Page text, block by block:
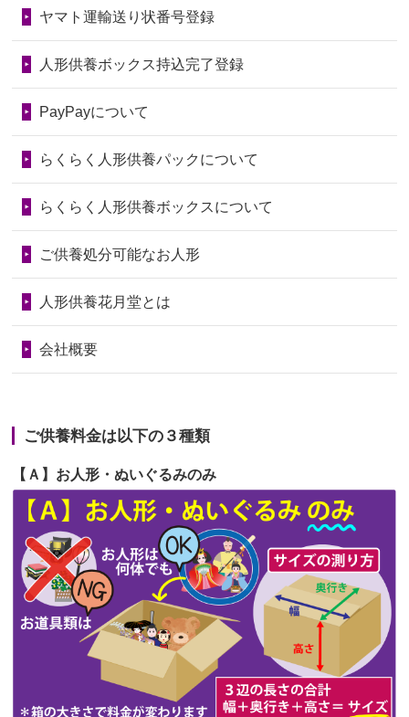
2026/06/28きちんと供養していただけると思った
ので、お願...
いたことが...
2026/06/28老後のことを考え体力のあるうちに身
2026/06/28人形たちに これまで本当にありがとう
天...
2026/06/24今は亡き両親が孫（私の子供）の初節
句に贈って...
が伸びた時...
2026/06/22
娘の初めてのひな祭りにあわせて、娘
の祖父母か...
2026/06/20
雛人形をお道具も含め一式で引き取っ
てくださる...
2024/01/04ガラスケースは外しても良いですか？
第76回人形供養祭令和7年2月28日(金)
第75回人形供養祭令和7年1月17日(金)
第73回人形供養祭令和6年10月17日(木)
第71回人形供養祭令和6年8月1日(木)
第70回人形供養祭令和6年6月21日(金)
第68回人形供養祭令和6年3月22日(金)
第65回人形供養祭令和5年11月09日(木)
第64回人形供養祭令和5年9月21日(木)
第63回人形供養祭 令和5年8月1日(火)
第62回人形供養祭令和5年6月21日(水)
第61回人形供養祭 令和5年5月19日(金)
第60回人形供養祭令和5年3月28日(火)
第59回人形供養祭 令和5年2月10日(金)
第58回人形供養祭令和5年12月21日(水)
ヤマト運輸送り状番号登録
人形供養ボックス持込完了登録
PayPayについて
らくらく人形供養パックについて
らくらく人形供養ボックスについて
ご供養処分可能なお人形
人形供養花月堂とは
会社概要
ご供養料金は以下の３種類
【Ａ】お人形・ぬいぐるみのみ